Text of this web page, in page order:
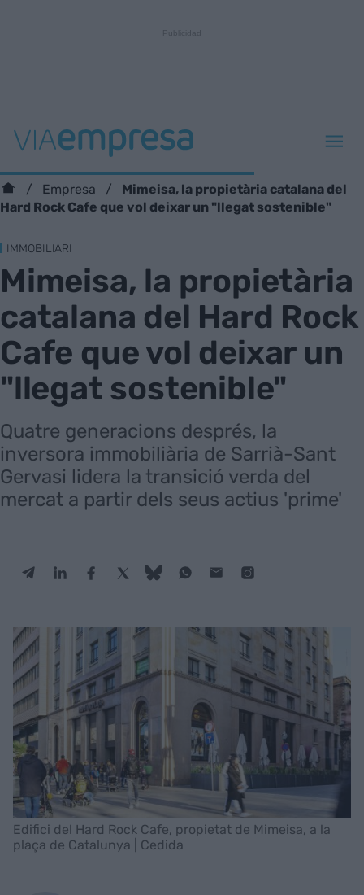
Empresa
Mimeisa, la propietària catalana del
Hard Rock Cafe que vol deixar un "llegat sostenible"
IMMOBILIARI
Mimeisa, la propietària
catalana del Hard Rock
Cafe que vol deixar un
"llegat sostenible"
Quatre generacions després, la
inversora immobiliària de Sarrià-Sant
Gervasi lidera la transició verda del
mercat a partir dels seus actius 'prime'
Edifici del Hard Rock Cafe, propietat de Mimeisa, a la
plaça de Catalunya | Cedida